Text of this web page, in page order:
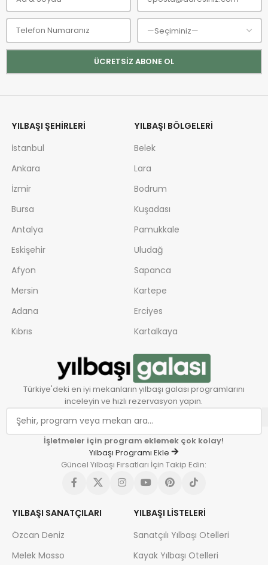
YILBAŞI ŞEHIRLERI
İstanbul
Ankara
İzmir
Bursa
Antalya
Eskişehir
Afyon
Mersin
Adana
Kıbrıs
YILBAŞI BÖLGELERI
Belek
Lara
Bodrum
Kuşadası
Pamukkale
Uludağ
Sapanca
Kartepe
Erciyes
Kartalkaya
Türkiye'deki en iyi mekanların yılbaşı galası programlarını
inceleyin ve hızlı rezervasyon yapın.
İşletmeler için program eklemek çok kolay!
Yılbaşı Programı Ekle
Güncel Yılbaşı Fırsatları İçin Takip Edin:
YILBAŞI SANATÇILARI
Özcan Deniz
Melek Mosso
YILBAŞI LISTELERI
Sanatçılı Yılbaşı Otelleri
Kayak Yılbaşı Otelleri